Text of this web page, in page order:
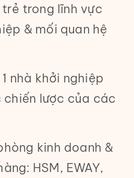
trong lĩnh vực
& mối quan hệ
nhà khởi nghiệp
lược của các
kinh doanh &
HSM, EWAY,